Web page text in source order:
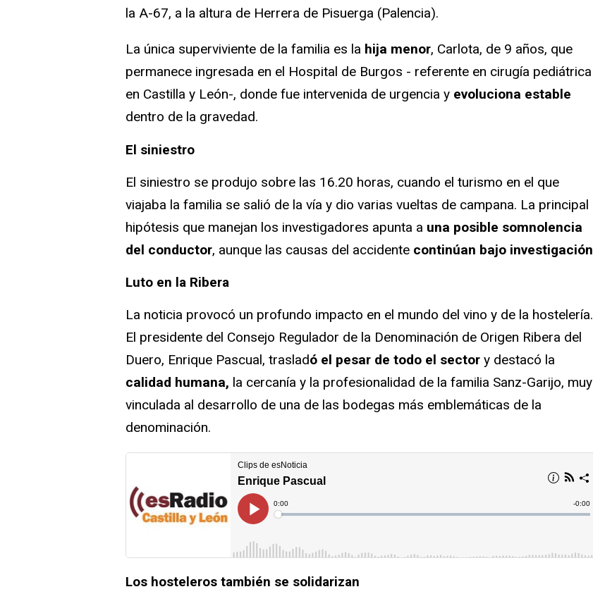
la A-67, a la altura de Herrera de Pisuerga (Palencia).
La única superviviente de la familia es la hija menor, Carlota, de 9 años, que
permanece ingresada en el Hospital de Burgos - referente en cirugía pediátrica
en Castilla y León-, donde fue intervenida de urgencia y evoluciona estable
dentro de la gravedad.
El siniestro
El siniestro se produjo sobre las 16.20 horas, cuando el turismo en el que
viajaba la familia se salió de la vía y dio varias vueltas de campana. La principal
hipótesis que manejan los investigadores apunta a una posible somnolencia
del conductor, aunque las causas del accidente continúan bajo investigación
Luto en la Ribera
La noticia provocó un profundo impacto en el mundo del vino y de la hostelería.
El presidente del Consejo Regulador de la Denominación de Origen Ribera del
Duero, Enrique Pascual, trasladó el pesar de todo el sector y destacó la
calidad humana, la cercanía y la profesionalidad de la familia Sanz-Garijo, muy
vinculada al desarrollo de una de las bodegas más emblemáticas de la
denominación.
Los hosteleros también se solidarizan